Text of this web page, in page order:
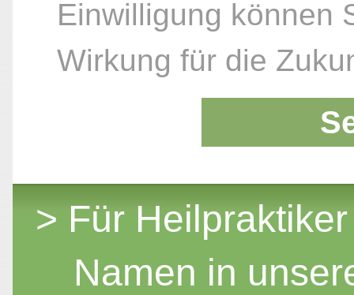
Einwilligung können
Wirkung für die
> Für
Namen in